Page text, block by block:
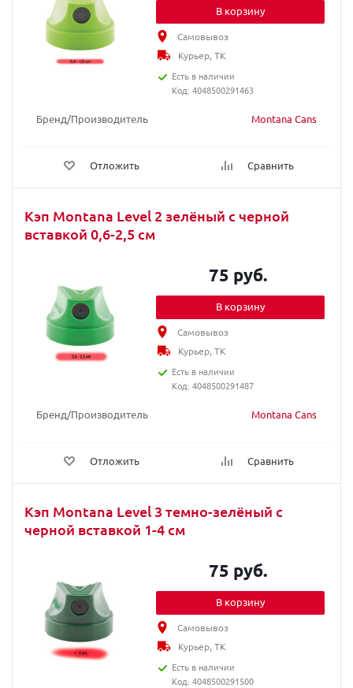
Бренд/Производитель Montana Cans
Отложить Сравнить
В корзину
Самовывоз
Курьер, ТК
Есть в наличии
Код: 4048500291463
Кэп Montana Level 2 зелёный с черной
вставкой 0,6-2,5 см
Бренд/Производитель Montana Cans
Отложить Сравнить
75 руб.
В корзину
Самовывоз
Курьер, ТК
Есть в наличии
Код: 4048500291487
Кэп Montana Level 3 темно-зелёный с
черной вставкой 1-4 см
75 руб.
В корзину
Самовывоз
Курьер, ТК
Есть в наличии
Код: 4048500291500